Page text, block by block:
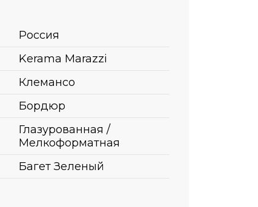
Россия
Kerama Marazzi
Клемансо
Бордюр
Глазурованная /
Мелкоформатная
Багет Зеленый